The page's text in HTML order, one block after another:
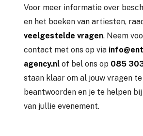
Voor meer informatie over
en het boeken van artiesten,
veelgestelde vragen. Neem
contact met ons op via
agency.nl of bel ons op 085
staan klaar om al jouw vragen te
beantwoorden en je te helpen
van jullie evenement.